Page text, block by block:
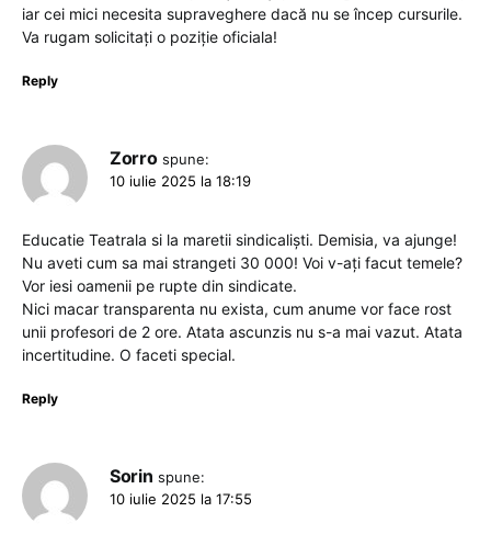
iar cei mici necesita supraveghere dacă nu se încep cursurile.
Va rugam solicitați o poziție oficiala!
Reply
Zorro spune:
10 iulie 2025 la 18:19
Educatie Teatrala si la maretii sindicaliști. Demisia, va ajunge!
Nu aveti cum sa mai strangeti 30 000! Voi v-ați facut temele?
Vor iesi oamenii pe rupte din sindicate.
Nici macar transparenta nu exista, cum anume vor face rost
unii profesori de 2 ore. Atata ascunzis nu s-a mai vazut. Atata
incertitudine. O faceti special.
Reply
Sorin spune:
10 iulie 2025 la 17:55